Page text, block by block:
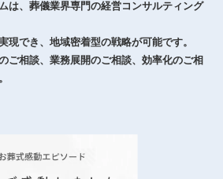
は、葬儀業界専門の経営コンサルティング
現でき、地域密着型の戦略が可能です。
ご相談、業務展開のご相談、効率化のご相